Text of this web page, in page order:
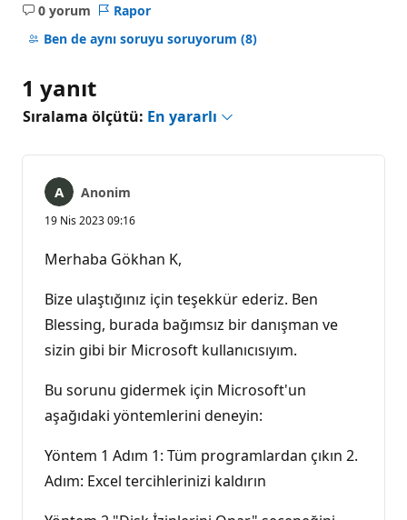
0 yorum
Açıklama
yok
Rapor
Ben de aynı soruyu soruyorum (8)
1 yanıt
Sıralama ölçütü: En yararlı
Anonim
19 Nis 2023 09:16
Merhaba Gökhan K,
Bize ulaştığınız için teşekkür ederiz. Ben
Blessing, burada bağımsız bir danışman ve
sizin gibi bir Microsoft kullanıcısıyım.
Bu sorunu gidermek için Microsoft'un
aşağıdaki yöntemlerini deneyin:
Yöntem 1 Adım 1: Tüm programlardan çıkın 2.
Adım: Excel tercihlerinizi kaldırın